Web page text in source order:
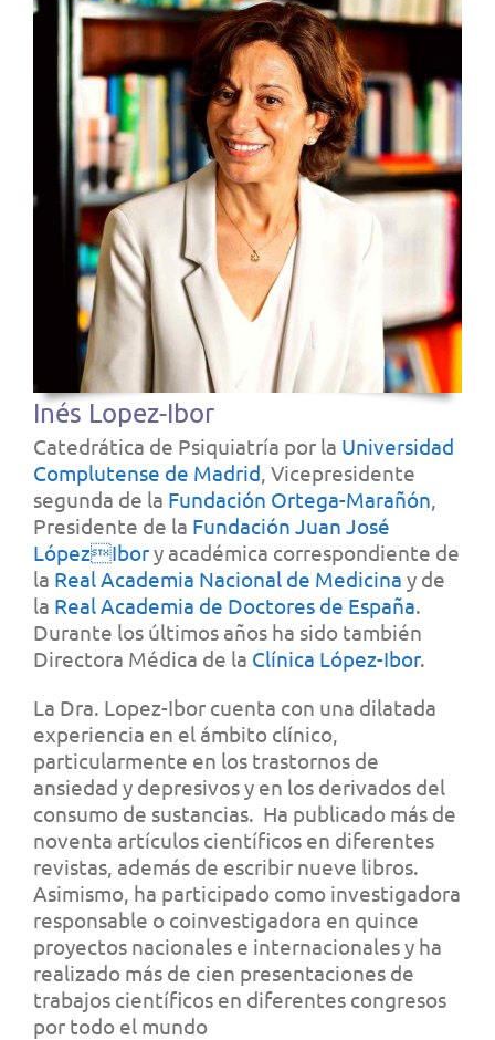
Inés Lopez-Ibor
Catedrática de Psiquiatría por la Universidad
Complutense de Madrid , Vicepresidente
segunda de la Fundación Ortega-Marañón
Presidente de la Fundación Juan José
LópezIbory académica correspondiente de
la Real Academia Nacional de Medicina y de
la Real Academia de Doctores de España.
Durante los últimos años ha sido también
Directora Médica de la Clínica López-Ibor.
La Dra. Lopez-Ibor cuenta con una dilatada
experiencia en el ámbito clínico,
particularmente en los trastornos de
ansiedad y depresivos y en los derivados del
consumo de sustancias. Ha publicado más de
noventa artículos científicos en diferentes
revistas, además de escribir nueve libros.
Asimismo, ha participado como investigadora
responsable o coinvestigadora en quince
proyectos nacionales e internacionales y ha
realizado más de cien presentaciones de
trabajos científicos en diferentes congresos
por todo el mundo